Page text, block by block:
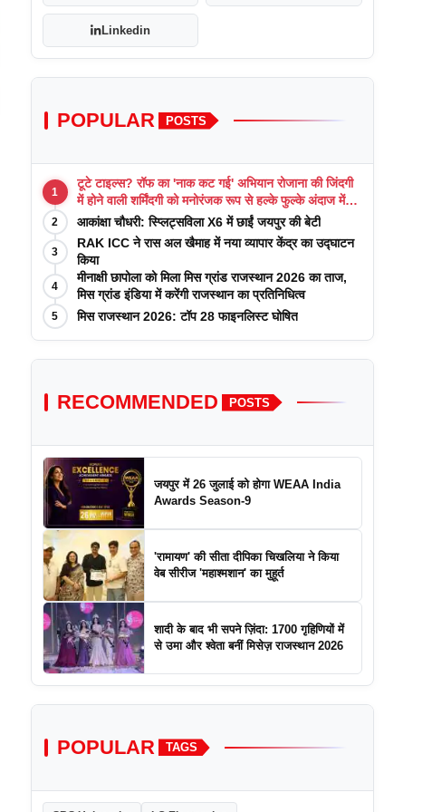
Linkedin
POPULAR POSTS
1
टूटे टाइल्स? रॉफ का 'नाक कट गई' अभियान रोजाना की जिंदगी
में होने वाली शर्मिंदगी को मनोरंजक रूप से हल्के फुल्के अंदाज में
याद कराता है
2 आकांक्षा चौधरी: स्प्लिट्सविला X6 में छाईं जयपुर की बेटी
3
RAK ICC ने रास अल खैमाह में नया व्यापार केंद्र का उद्घाटन
किया
4
मीनाक्षी छापोला को मिला मिस ग्रांड राजस्थान 2026 का ताज,
मिस ग्रांड इंडिया में करेंगी राजस्थान का प्रतिनिधित्व
5 मिस राजस्थान 2026: टॉप 28 फाइनलिस्ट घोषित
RECOMMENDED POSTS
जयपुर में 26 जुलाई को होगा WEAA India
Awards Season-9
'रामायण' की सीता दीपिका चिखलिया ने किया
वेब सीरीज 'महाश्मशान' का मुहूर्त
शादी के बाद भी सपने ज़िंदा: 1700 गृहिणियों में
से उमा और श्वेता बनीं मिसेज़ राजस्थान 2026
POPULAR TAGS